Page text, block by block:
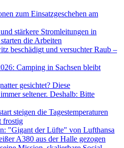
zum Einsatzgeschehen am
stärkere Stromleitungen in
die Arbeiten
beschädigt und versuchter Raub –
Camping in Sachsen bleibt
gesichtet? Diese
seltener. Deshalb: Bitte
steigen die Tagestemperaturen
frostig
"Gigant der Lüfte" von Lufthansa
A380 aus der Halle gezogen